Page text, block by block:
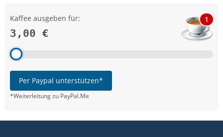
Kaffee ausgeben für:
3,00 €
1
Per Paypal unterstützen*
*Weiterleitung zu PayPal.Me